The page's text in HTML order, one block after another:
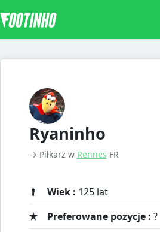
Ryaninho
→ Piłkarz w Rennes FR
Wiek : 125 lat
Preferowane pozycje : ?